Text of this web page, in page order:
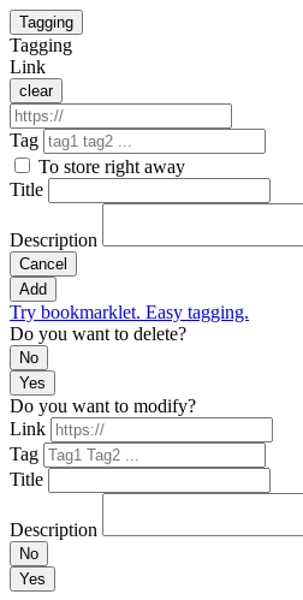
Tagging
Tagging
Link
clear
Tag
To store right away
Title
Description
Cancel
Add
Try bookmarklet. Easy tagging.
Do you want to delete?
No
Yes
Do you want to modify?
Link
Tag
Title
Description
No
Yes